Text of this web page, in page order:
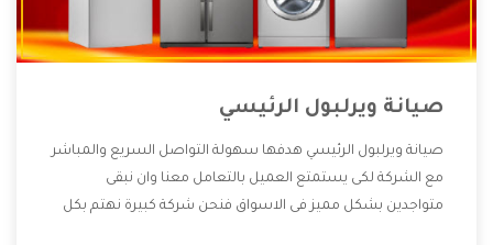
صيانة ويرلبول الرئيسي
صيانة ويرلبول الرئيسي هدفها سهولة التواصل السريع والمباشر
مع الشركة لكى يستمتع العميل بالتعامل معنا وان نبقى
متواجدين بشكل مميز فى الاسواق فنحن شركة كبيرة نهتم بكل